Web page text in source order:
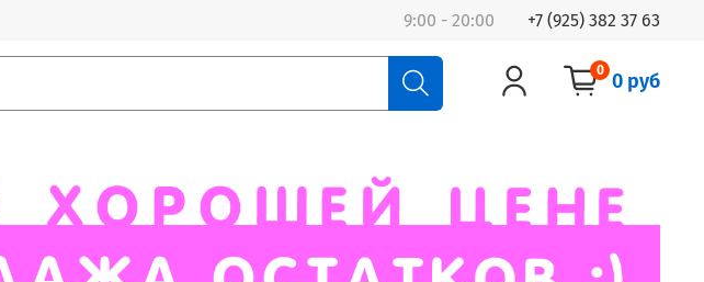
9:00 - 20:00 +7 (925) 382 37 63
0 0 руб